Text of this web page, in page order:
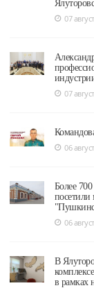
07
07
06
Более
посетили
06
В
в рамках